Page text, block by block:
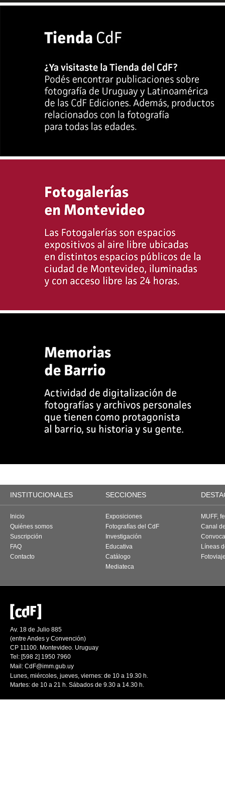
INSTITUCIONALES SECCIONES
Inicio
Quiénes somos
Suscripción
FAQ
Contacto
Exposiciones
Fotografías del CdF
Investigación
Educativa
Catálogo
Mediateca
MUFF,
Canal
Líneas
Av. 18 de Julio 885
(entre Andes y Convención)
CP 11100. Montevideo. Uruguay
Tel: [598 2] 1950 7960
Mail: CdF@imm.gub.uy
Lunes, miércoles, jueves, viernes: de 10 a 19.30 h.
Martes: de 10 a 21 h. Sábados de 9.30 a 14.30 h.